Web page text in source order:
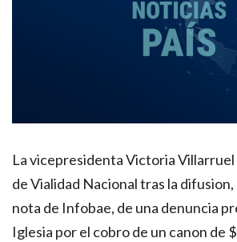
La vicepresidenta Victoria
de Vialidad Nacional tras la difusion,
nota de Infobae, de una denuncia
Iglesia por el cobro de un canon de